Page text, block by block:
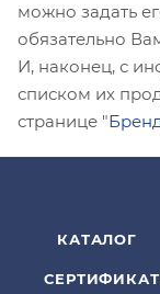
можно задать
обязательно
И, наконец, с
списком их
странице "
КАТАЛОГ